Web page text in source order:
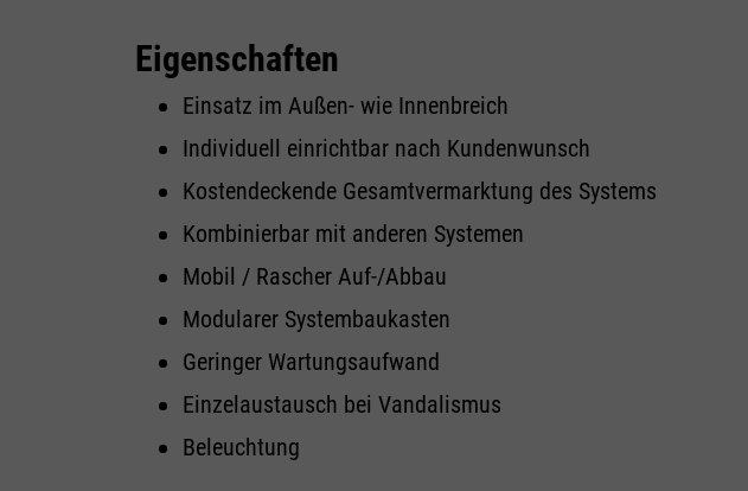
Eigenschaften
Einsatz im Außen- wie Innenbreich
Individuell einrichtbar nach Kundenwunsch
Kostendeckende Gesamtvermarktung des Systems
Kombinierbar mit anderen Systemen
Mobil / Rascher Auf-/Abbau
Modularer Systembaukasten
Geringer Wartungsaufwand
Einzelaustausch bei Vandalismus
Beleuchtung